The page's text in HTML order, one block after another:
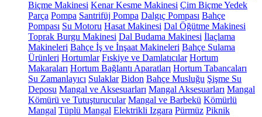
Biçme Makinesi Kenar Kesme Makinesi Çim Biçme Yedek
Parça Pompa Santrifüj Pompa Dalgıç Pompası Bahçe
Pompası Su Motoru Hasat Makinesi Dal Öğütme Makinesi
Toprak Burgu Makinesi Dal Budama Makinesi İlaçlama
Makineleri Bahçe İş ve İnşaat Makineleri Bahçe Sulama
Ürünleri Hortumlar Fıskiye ve Damlatıcılar Hortum
Makaraları Hortum Bağlantı Aparatları Hortum Tabancaları
Su Zamanlayıcı Sulaklar Bidon Bahçe Musluğu Şişme Su
Deposu Mangal ve Aksesuarları Mangal Aksesuarları Mangal
Kömürü ve Tutuşturucular Mangal ve Barbekü Kömürlü
Mangal Tüplü Mangal Elektrikli Izgara Pürmüz Piknik